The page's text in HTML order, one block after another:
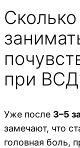
при
Уже после 3–5
замечают, что
головная боль,